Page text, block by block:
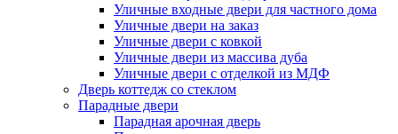
Уличные входные двери для частного дома
Уличные двери на заказ
Уличные двери с ковкой
Уличные двери из массива дуба
Уличные двери с отделкой из МДФ
Дверь коттедж со стеклом
Парадные двери
Парадная арочная дверь